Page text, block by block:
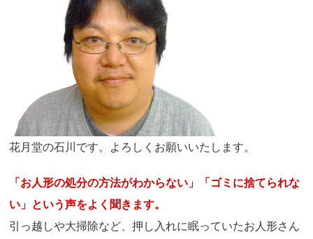
花月堂の石川です。よろしくお願いいたします。
「お人形の処分の方法がわからない」「ゴミに捨てられな
い」という声をよく聞きます。
引っ越しや大掃除など、押し入れに眠っていたお人形さん